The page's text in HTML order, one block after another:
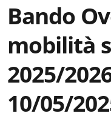
Bando
mobilità
2025/
10/05/